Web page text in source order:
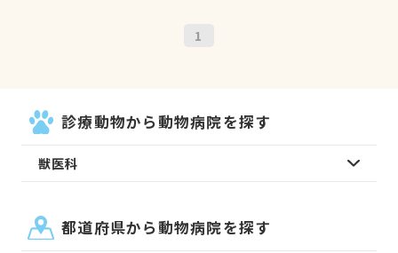
1
診療動物から動物病院を探す
獣医科
都道府県から動物病院を探す